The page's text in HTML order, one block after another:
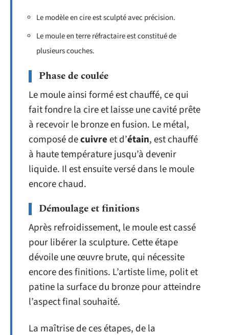
Le modèle en cire est sculpté avec précision.
Le moule en terre réfractaire est constitué de
plusieurs couches.
Phase de coulée
Le moule ainsi formé est chauffé, ce qui
fait fondre la cire et laisse une cavité prête
à recevoir le bronze en fusion. Le métal,
composé decuivreet d’étain, est chauffé
à haute température jusqu’à devenir
liquide. Il est ensuite versé dans le moule
encore chaud.
Démoulage et finitions
Après refroidissement, le moule est cassé
pour libérer la sculpture. Cette étape
dévoile une œuvre brute, qui nécessite
encore des finitions. L’artiste lime, polit et
patine la surface du bronze pour atteindre
l’aspect final souhaité.
La maîtrise de ces étapes, de la